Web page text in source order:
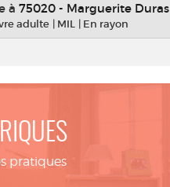
à 75020 - Marguerite Duras
adulte | MIL | En rayon
pratiques